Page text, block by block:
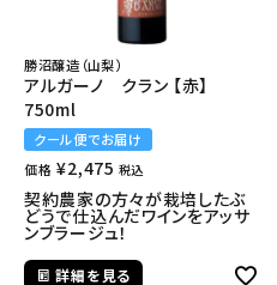
勝沼醸造（山梨）
アルガーノ クラン 【赤】
750ml
クール便でお届け
価格 ¥2,475 税込
契約農家の方々が栽培したぶ
どうで仕込んだワインをアッサ
ンブラージュ！
詳細を見る